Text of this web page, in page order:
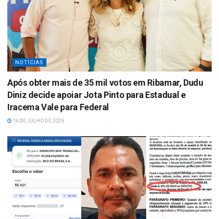
NOTÍCIAS
Após obter mais de 35 mil votos em Ribamar, Dudu
Diniz decide apoiar Jota Pinto para Estadual e
Iracema Vale para Federal
16 DE JULHO DE 2026